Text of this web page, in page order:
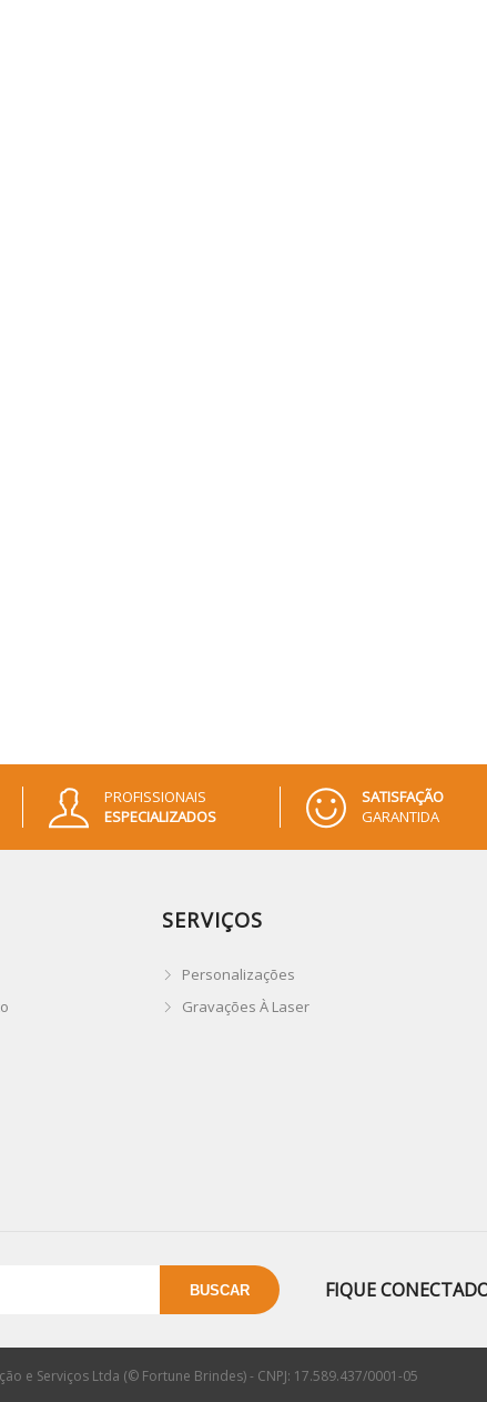
PROFISSIONAIS
ESPECIALIZADOS
SATISFAÇÃO
GARANTIDA
SERVIÇOS
Personalizações
Gravações À Laser
FIQUE
e Serviços Ltda (© Fortune Brindes) - CNPJ: 17.589.437/0001-05